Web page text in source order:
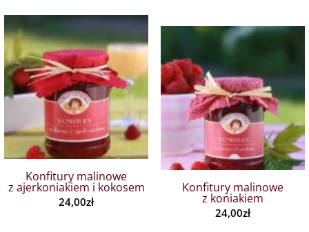
Konfitury malinowe
z ajerkoniakiem i kokosem
24,00zł
Konfitury malinowe
z koniakiem
24,00zł